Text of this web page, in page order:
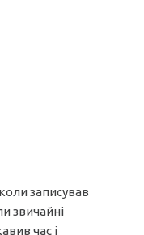
записував
звичайні
час і